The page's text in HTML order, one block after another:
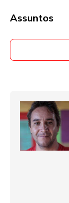
Assuntos